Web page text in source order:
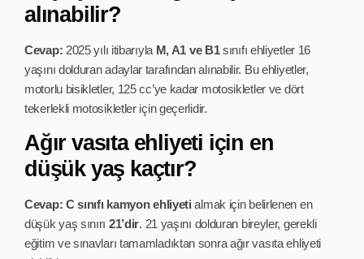
alınabilir?
Cevap: 2025 yılı itibarıyla M, A1 ve B1sınıfı ehliyetler 16
yaşını dolduran adaylar tarafından alınabilir. Bu ehliyetler,
motorlu bisikletler, 125 cc’ye kadar motosikletler ve dört
tekerlekli motosikletler için geçerlidir.
Ağır vasıta ehliyeti için en
düşük yaş kaçtır?
Cevap: C sınıfı kamyon ehliyeti almak için belirlenen en
düşük yaş sınırı 21’dir. 21 yaşını dolduran bireyler, gerekli
eğitim ve sınavları tamamladıktan sonra ağır vasıta ehliyeti